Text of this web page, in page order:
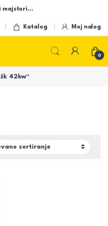
majstori…
Katalog Moj nalog
0
42kw“